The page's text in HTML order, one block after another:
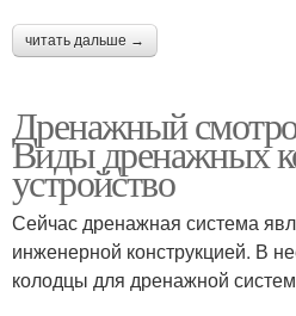
читать дальше →
Дренажный
Виды дренажных
устройство
Сейчас дренажная система
инженерной конструкцией. В
колодцы для дренажной